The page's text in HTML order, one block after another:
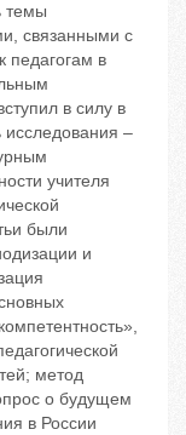
темы
связанными с
педагогам в
в силу в
исследования –
учителя
были
и
метод
о будущем
в России